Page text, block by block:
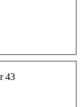
43